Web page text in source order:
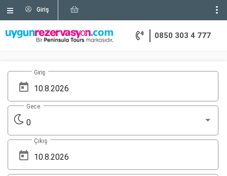
Giriş
0850 303 4 777
Giriş
0
Gece
Çıkış